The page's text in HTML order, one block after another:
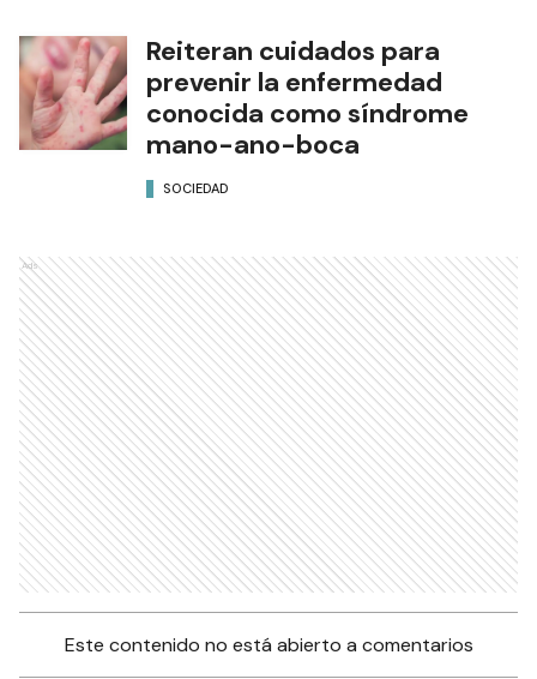
Reiteran cuidados para
prevenir la enfermedad
conocida como síndrome
mano-ano-boca
SOCIEDAD
Ads
Este contenido no está abierto a comentarios